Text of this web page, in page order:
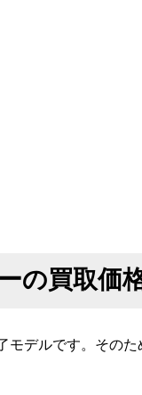
の買取価
モデルです。その